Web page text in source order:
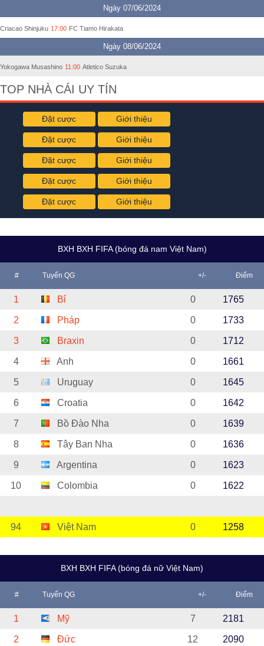
Ngày 07/06/2024
Criacao Shinjuku 17:00 FC Tiamo Hirakata
Ngày 08/06/2024
Yokogawa Musashino 11:00 Atletico Suzuka
TOP NHÀ CÁI UY TÍN
Đặt cược Giới thiệu
Đặt cược Giới thiệu
Đặt cược Giới thiệu
Đặt cược Giới thiệu
Đặt cược Giới thiệu
BXH BXH FIFA (bóng đá nam Việt Nam)
# Tuyển QG +/- Điểm
1 Bỉ 0 1765
2 Pháp 0 1733
3 Braxin 0 1712
4 Anh 0 1661
5 Uruguay 0 1645
6 Croatia 0 1642
7 Bồ Đào Nha 0 1639
8 Tây Ban Nha 0 1636
9 Argentina 0 1623
10 Colombia 0 1622
94 Việt Nam 0 1258
BXH BXH FIFA (bóng đá nữ Việt Nam)
# Tuyển QG +/- Điểm
1 Mỹ 7 2181
2 Đức 12 2090